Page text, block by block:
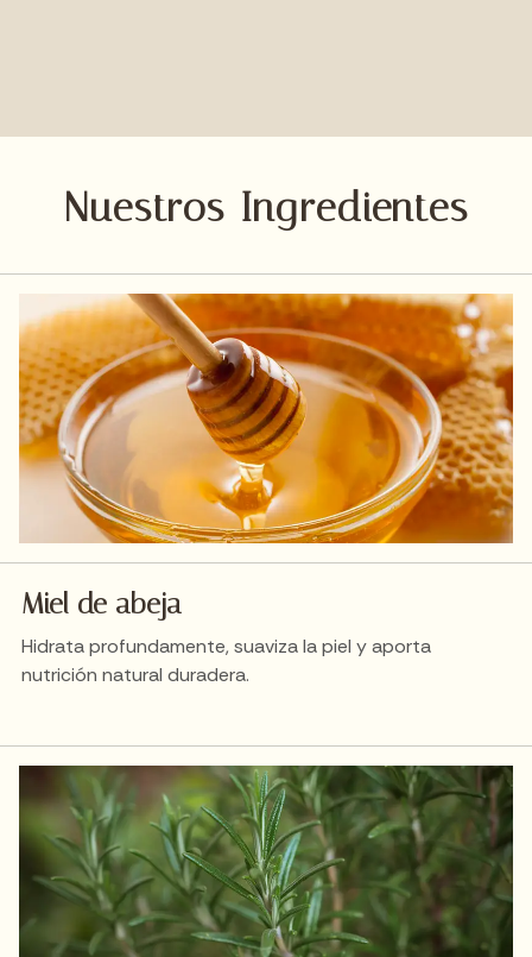
Nuestros Ingredientes
Miel de abeja
Hidrata profundamente, suaviza la piel y aporta
nutrición natural duradera.